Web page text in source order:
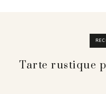
Tarte rustique